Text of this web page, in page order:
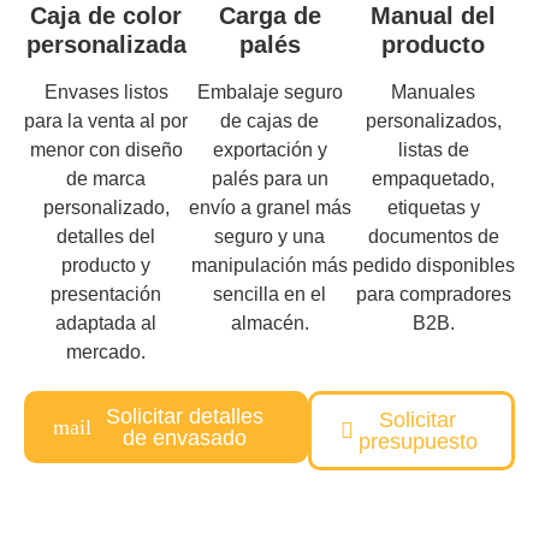
Caja de color
personalizada
Envases listos
para la venta al por
menor con diseño
de marca
personalizado,
detalles del
producto y
presentación
adaptada al
mercado.
Carga de
palés
Embalaje seguro
de cajas de
exportación y
palés para un
envío a granel más
seguro y una
manipulación más
sencilla en el
almacén.
Manual del
producto
Manuales
personalizados,
listas de
empaquetado,
etiquetas y
documentos de
pedido disponibles
para compradores
B2B.
Solicitar detalles
de envasado
Solicitar
presupuesto